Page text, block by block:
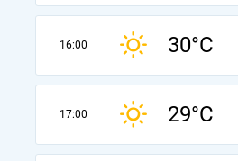
16:00 30°C
17:00 29°C